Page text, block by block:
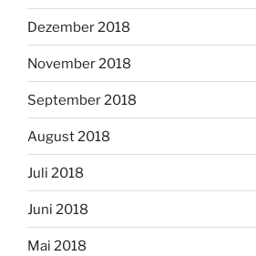
Dezember 2018
November 2018
September 2018
August 2018
Juli 2018
Juni 2018
Mai 2018